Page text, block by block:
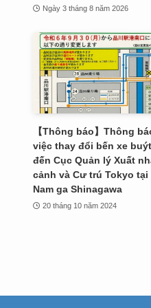
Ngày 3 tháng 8 năm 2026
【Thông báo】Thông
việc thay đổi bến xe
đến Cục Quản lý Xuất
cảnh và Cư trú Tokyo tại
Nam ga Shinagawa
20 tháng 10 năm 2024